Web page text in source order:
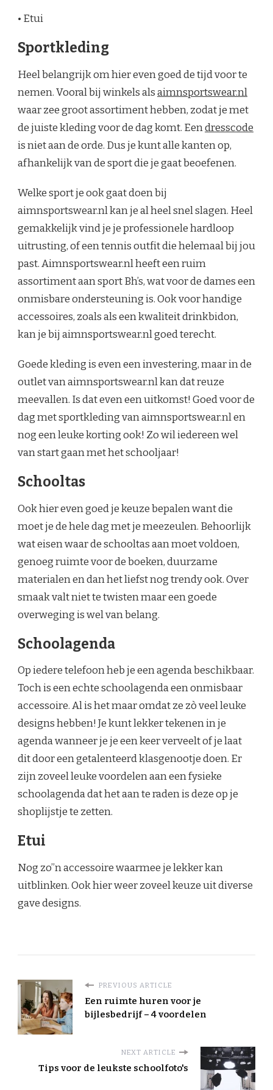
• Etui
Sportkleding
Heel belangrijk om hier even goed de tijd voor te
nemen. Vooral bij winkels alsaimnsportswear.nl
waar zee groot assortiment hebben, zodat je met
de juiste kleding voor de dag komt. Eendresscode
is niet aan de orde. Dus je kunt alle kanten op,
afhankelijk van de sport die je gaat beoefenen.
Welke sport je ook gaat doen bij
aimnsportswear.nl kan je al heel snel slagen. Heel
gemakkelijk vind je je professionele hardloop
uitrusting, of een tennis outfit die helemaal bij jou
past. Aimnsportswear.nl heeft een ruim
assortiment aan sport Bh’s, wat voor de dames een
onmisbare ondersteuning is. Ook voor handige
accessoires, zoals als een kwaliteit drinkbidon,
kan je bij aimnsportswear.nl goed terecht.
Goede kleding is even een investering, maar in de
outlet van aimnsportswear.nl kan dat reuze
meevallen. Is dat even een uitkomst! Goed voor de
dag met sportkleding van aimnsportswear.nl en
nog een leuke korting ook! Zo wil iedereen wel
van start gaan met het schooljaar!
Schooltas
Ook hier even goed je keuze bepalen want die
moet je de hele dag met je meezeulen. Behoorlijk
wat eisen waar de schooltas aan moet voldoen,
genoeg ruimte voor de boeken, duurzame
materialen en dan het liefst nog trendy ook. Over
smaak valt niet te twisten maar een goede
overweging is wel van belang.
Schoolagenda
Op iedere telefoon heb je een agenda beschikbaar.
Toch is een echte schoolagenda een onmisbaar
accessoire. Al is het maar omdat ze zò veel leuke
designs hebben! Je kunt lekker tekenen in je
agenda wanneer je je een keer verveelt of je laat
dit door een getalenteerd klasgenootje doen. Er
zijn zoveel leuke voordelen aan een fysieke
schoolagenda dat het aan te raden is deze op je
shoplijstje te zetten.
Etui
Nog zo”n accessoire waarmee je lekker kan
uitblinken. Ook hier weer zoveel keuze uit diverse
gave designs.
PREVIOUS ARTICLE
Een ruimte huren voor je
bijlesbedrijf – 4 voordelen
NEXT ARTICLE
Tips voor de leukste schoolfoto's